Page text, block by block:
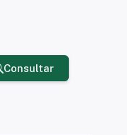
Consultar